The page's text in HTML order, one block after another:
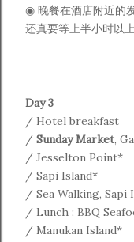
◉ 晚餐在酒店附近的
还真要等上半小时以
Day 3
/ Hotel breakfast
/ Sunday Market,
/ Jesselton Point*
/ Sapi Island*
/ Sea Walking, Sapi
/ Lunch : BBQ
/ Manukan Island*